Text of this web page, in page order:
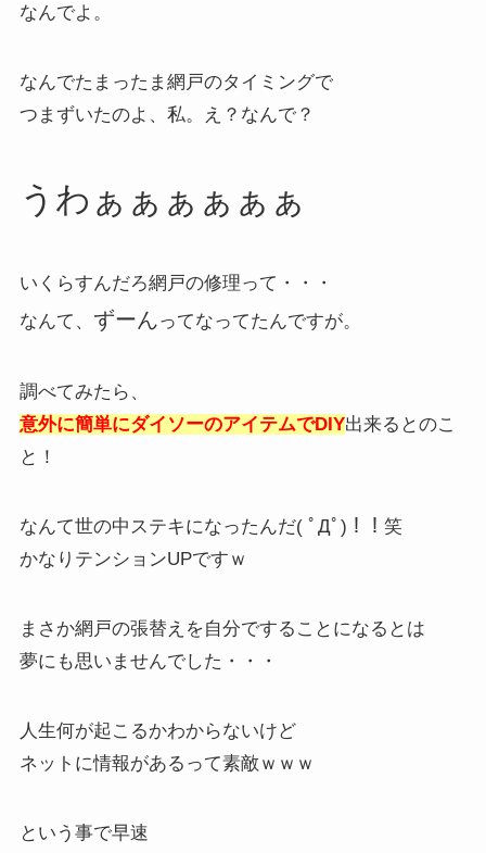
なんでよ。
なんでたまったま網戸のタイミングで
つまずいたのよ、私。え？なんで？
うわぁぁぁぁぁぁ
いくらすんだろ網戸の修理って・・・
なんて、 ずーんってなってたんですが。
調べてみたら、
意外に簡単にダイソーのアイテムでDIY出来るとのこ
と！
なんて世の中ステキになったんだ( ﾟДﾟ)！！笑
かなりテンションUPですｗ
まさか網戸の張替えを自分ですることになるとは
夢にも思いませんでした・・・
人生何が起こるかわからないけど
ネットに情報があるって素敵ｗｗｗ
という事で早速